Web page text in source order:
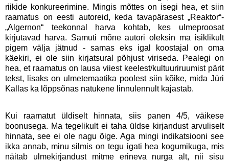
riikide konkureerimine. Mingis mõttes on isegi hea, et siin
raamatus on eesti autoreid, keda tavapärasest „Reaktor“-
„Algernon“ teekonnal harva kohtab, kes ulmeproosat
kirjutavad harva. Samuti mõne autori oleksin ma isiklikult
pigem välja jätnud - samas eks igal koostajal on oma
käekiri, ei ole siin kirjatsural põhjust viriseda. Pealegi on
hea, et raamatus on lausa viiest keelest/kultuuriruumist pärit
tekst, lisaks on ulmetemaatika poolest siin kõike, mida Jüri
Kallas ka lõppsõnas natukene linnulennult kajastab.
Kui raamatut üldiselt hinnata, siis panen 4/5, väikese
boonusega. Ma tegelikult ei taha üldse kirjandust arvuliselt
hinnata, see ei ole nagu õige. Aga mingi indikatsiooni see
ikka annab, minu silmis on tegu igati hea kogumikuga, mis
näitab ulmekirjandust mitme erineva nurga alt, nii sisu